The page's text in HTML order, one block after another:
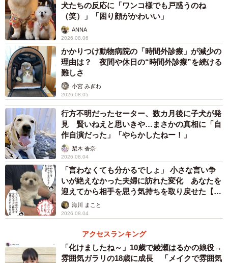
お迎えから6日目、ベッドで寝れるようになったみつ子ちゃん（画像提
供：今日のぶんたとみつ子さん）
飼い主さん家族の一員になる前のみつ子ちゃんは、元繁殖
犬として6歳までをケージの中で過ごしていたといいます。
とがたくさんありました。ひとつずつ時間をかけて覚えて
いったのです。
犬たちの反応に「ワンコ様でも戸惑うのね
（笑）」「困り顔がかわいい」
ANNA
2026.08.06
かかりつけ動物病院の「時間外診療」が減少の
理由は？ 夜間や休日の“時間外診療”を続ける
難しさ
小宮 みぎわ
2026.08.05
行方不明だったセーター、数カ月後に子犬が発
見 賢いねえと思いきや…まさかの真相に「自
作自演だった」「やらかしたねー！」
梨木 香奈
2026.08.04
「言わなくても分かるでしょ」 小さな言い争
いが絶えなかった夫婦に訪れた変化 あなたを
迎えてから相手を思う気持ちを取り戻せた【漫
画】海川 まこと
2026.08.04
アクセスランキング
「化けましたね～」10歳で綾瀬はるかの娘役→
雰囲気ガラリの18歳に成長 「メイクで雰囲気